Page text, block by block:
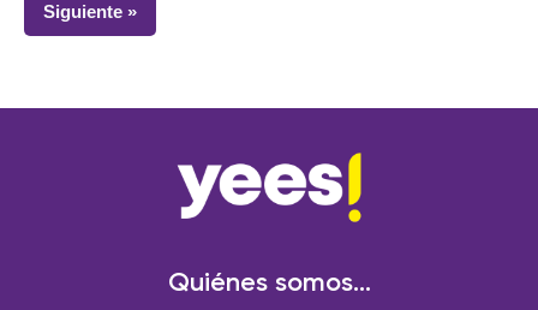
Siguiente »
Quiénes somos...